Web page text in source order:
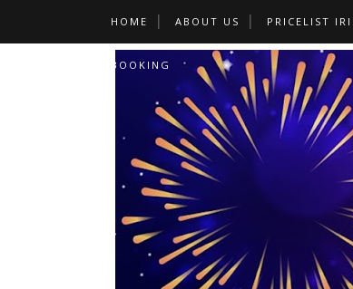
HOME ABOUT US PRICELIST
BOOKING